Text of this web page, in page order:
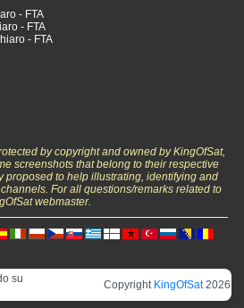
- FTA
- FTA
- FTA
by copyright and owned by KingOfSat,
screenshots that belong to their respective
proposed to help illustrating, identifying and
For all questions/remarks related to
webmaster.
su
Copyright KingOfSat2026